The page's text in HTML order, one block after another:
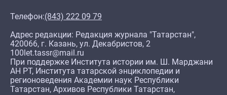
Телефон:(843) 222 09 79
Адрес редакции: Редакция журнала "Татарстан",
420066, г. Казань, ул. Декабристов, 2
100let.tassr@mail.ru
При поддержке Института истории им. Ш. Марджани
АН РТ, Института татарской энциклопедии и
регионоведения Академии наук Республики
Татарстан, Архивов Республики Татарстан,